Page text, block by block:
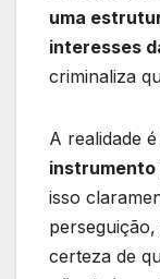
uma
interesses
criminaliza
A realidade
isso
certeza de